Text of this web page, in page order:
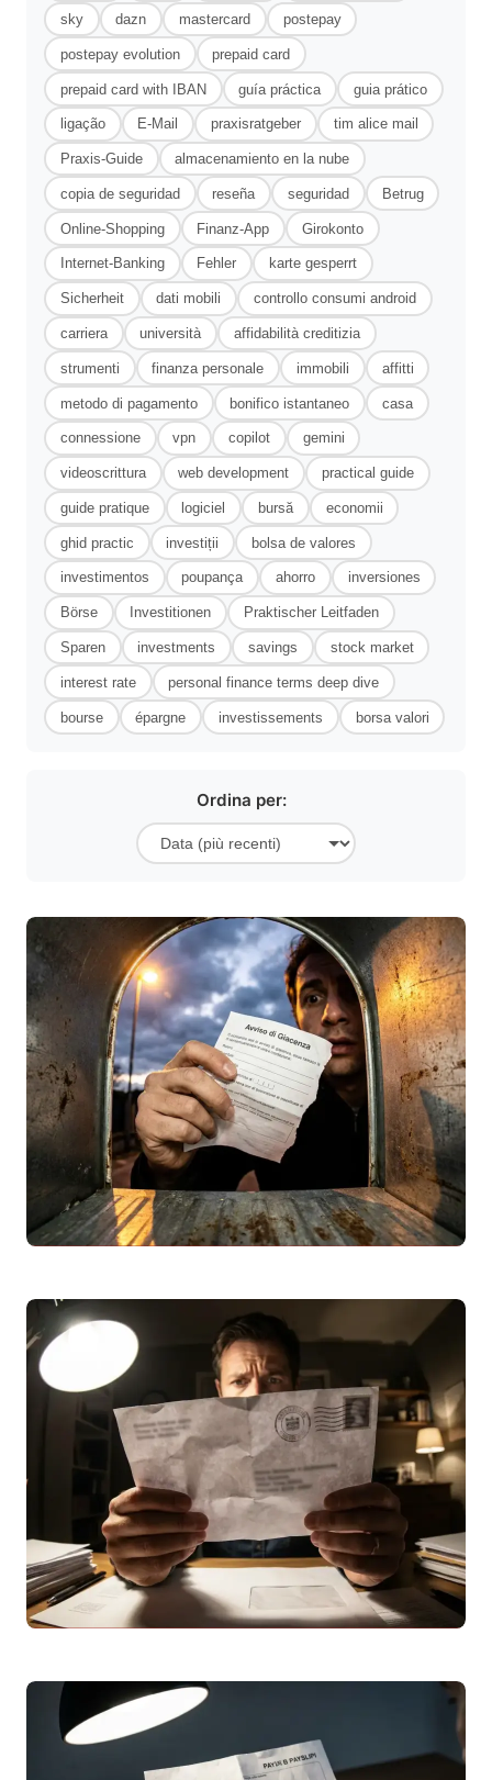
sky dazn mastercard postepay
postepay evolution prepaid card
prepaid card with IBAN guía práctica guia prático
ligação E-Mail praxisratgeber tim alice mail
Praxis-Guide almacenamiento en la nube
copia de seguridad reseña seguridad Betrug
Online-Shopping Finanz-App Girokonto
Internet-Banking Fehler karte gesperrt
Sicherheit dati mobili controllo consumi android
carriera università affidabilità creditizia
strumenti finanza personale immobili affitti
metodo di pagamento bonifico istantaneo casa
connessione vpn copilot gemini
videoscrittura web development practical guide
guide pratique logiciel bursă economii
ghid practic investiții bolsa de valores
investimentos poupança ahorro inversiones
Börse Investitionen Praktischer Leitfaden
Sparen investments savings stock market
interest rate personal finance terms deep dive
bourse épargne investissements borsa valori
Ordina per:
Guida Completa
Avviso di giacenzaper la raccomandata
market 5497? Scopri chi è il mittente
(spesso utility come Hera, aziende, enti)
Leggi articolo
Guida Completa
Hai ricevuto un
raccomandata market 5496? Scopri i